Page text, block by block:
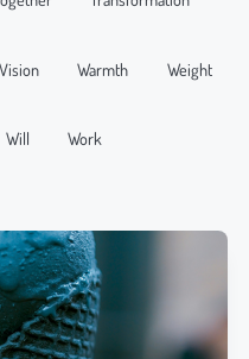
Vision Warmth Weight
Will Work